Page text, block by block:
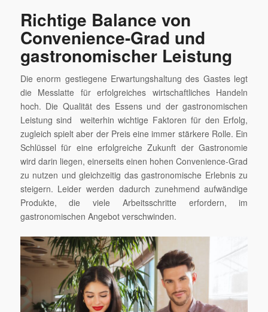
Richtige Balance von
Convenience-Grad und
gastronomischer Leistung
Die enorm gestiegene Erwartungshaltung des Gastes legt
die Messlatte für erfolgreiches wirtschaftliches Handeln
hoch. Die Qualität des Essens und der gastronomischen
Leistung sind weiterhin wichtige Faktoren für den Erfolg,
zugleich spielt aber der Preis eine immer stärkere Rolle. Ein
Schlüssel für eine erfolgreiche Zukunft der Gastronomie
wird darin liegen, einerseits einen hohen Convenience-Grad
zu nutzen und gleichzeitig das gastronomische Erlebnis zu
steigern. Leider werden dadurch zunehmend aufwändige
Produkte, die viele Arbeitsschritte erfordern, im
gastronomischen Angebot verschwinden.